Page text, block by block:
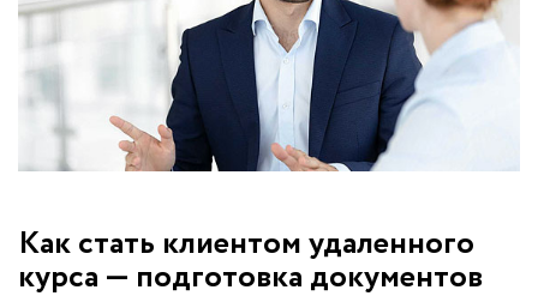
Как стать клиентом удаленного
курса — подготовка документов